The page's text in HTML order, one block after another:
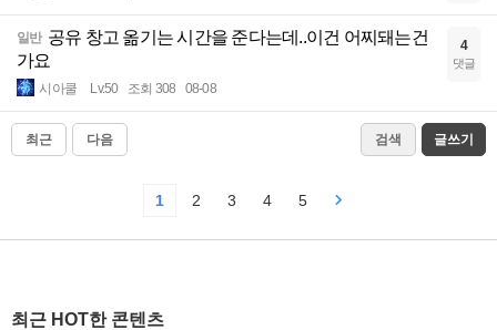
일반 공유 창고 옮기는 시간을 준다는데..이건 어찌돼는건
가요
시아쿨 Lv.50 조회 308 08-08
4
댓글
최근 다음 검색 글쓰기
1 2 3 4 5
최근 HOT한 콘텐츠